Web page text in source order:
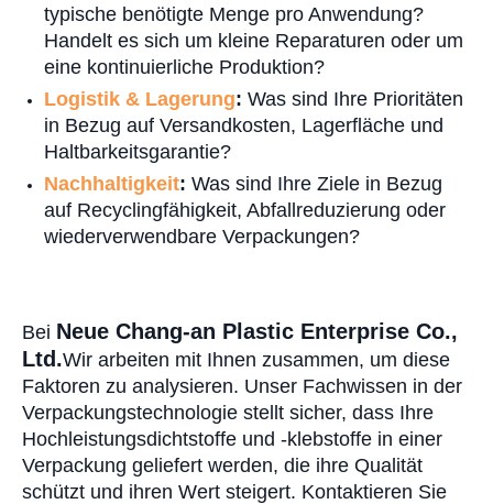
typische benötigte Menge pro Anwendung?
Handelt es sich um kleine Reparaturen oder um
eine kontinuierliche Produktion?
Logistik & Lagerung: Was sind Ihre Prioritäten
in Bezug auf Versandkosten, Lagerfläche und
Haltbarkeitsgarantie?
Nachhaltigkeit: Was sind Ihre Ziele in Bezug
auf Recyclingfähigkeit, Abfallreduzierung oder
wiederverwendbare Verpackungen?
Bei Neue Chang-an Plastic Enterprise Co.,
Ltd.Wir arbeiten mit Ihnen zusammen, um diese
Faktoren zu analysieren. Unser Fachwissen in der
Verpackungstechnologie stellt sicher, dass Ihre
Hochleistungsdichtstoffe und -klebstoffe in einer
Verpackung geliefert werden, die ihre Qualität
schützt und ihren Wert steigert. Kontaktieren Sie